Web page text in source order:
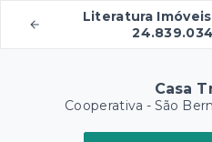
Literatura Imóveis
Casa
Cooperativa - São